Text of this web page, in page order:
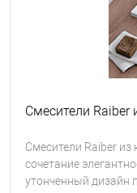
Смесители Raiber
Смесители Raiber из
сочетание
утонченный дизайн